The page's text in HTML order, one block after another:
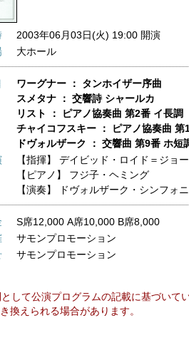
2003年06月03日(火) 19:00 開演
大ホール
ワーグナー ： タンホイザー序曲
スメタナ ： 交響詩 シャールカ
リスト ： ピアノ協奏曲 第2番 イ長調
チャイコフスキー ： ピアノ協奏曲 第
ドヴォルザーク ： 交響曲 第9番 ホ短
【指揮】デイビッド・ロイド＝ジョ
【ピアノ】 フジ子・ヘミング
【演奏】
ドヴォルザーク・シンフォ
S席12,000 A席10,000 B席8,000
サモンプロモーション
サモンプロモーション
して公演プログラムの記載に基づいて
換えられる場合があります。